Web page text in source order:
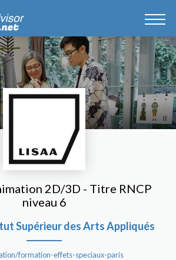
2D/3D - Titre RNCP
niveau 6
Supérieur des Arts Appliqués
formation-effets-speciaux-paris